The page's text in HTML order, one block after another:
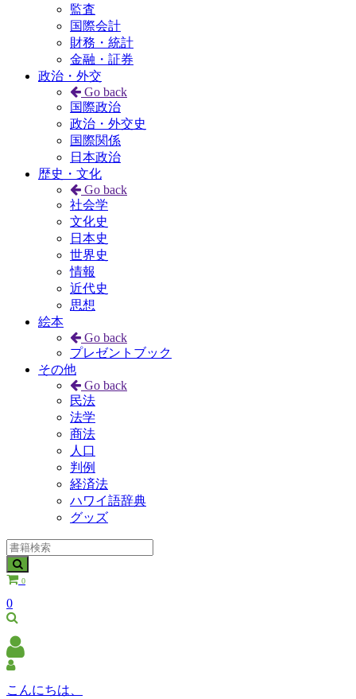
監査
国際会計
財務・統計
金融・証券
政治・外交
Go back
国際政治
政治・外交史
国際関係
日本政治
歴史・文化
Go back
社会学
文化史
日本史
世界史
情報
近代史
思想
絵本
Go back
プレゼントブック
その他
Go back
民法
法学
商法
人口
判例
経済法
ハワイ語辞典
グッズ
0
0
こんにちは、